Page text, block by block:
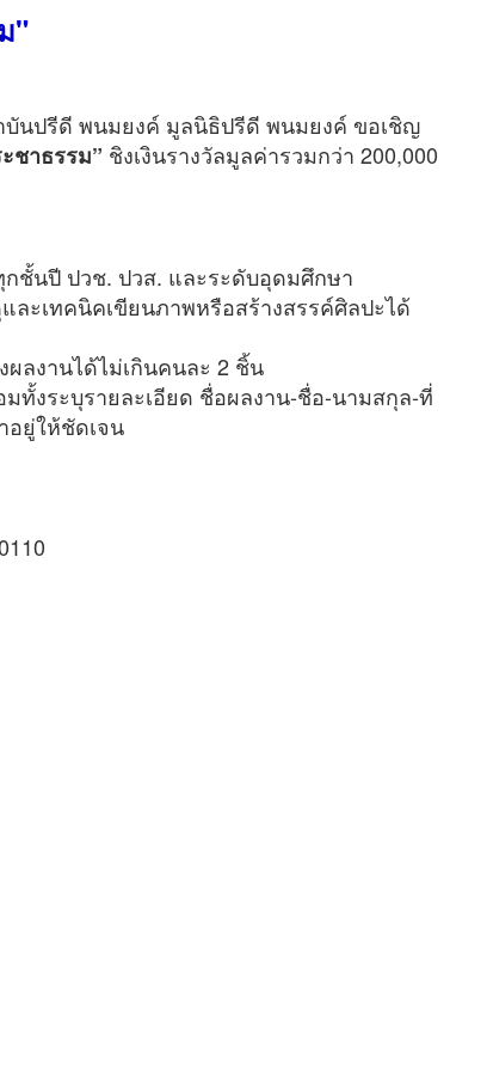
"
บันปรีดี พนมยงค์ มูลนิธิปรีดี พนมยงค์ ขอเชิญ
ชาธรรม” ชิงเงินรางวัลมูลค่ารวมกว่า 200,000
ชั้นปี ปวช. ปวส. และระดับอุดมศึกษา
ละเทคนิคเขียนภาพหรือสร้างสรรค์ศิลปะได้
ลงานได้ไม่เกินคนละ 2 ชิ้น
ทั้งระบุรายละเอียด ชื่อผลงาน-ชื่อ-นามสกุล-ที่
อยู่ให้ชัดเจน